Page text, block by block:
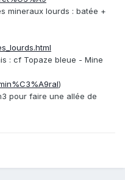
mineraux lourds : batée +
: cf Topaze bleue - Mine
)
pour faire une allée de